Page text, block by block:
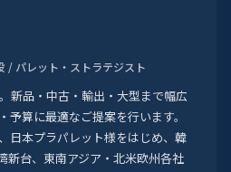
/ パレット・ストラテジスト
新品・中古・輸出・大型まで幅広
予算に最適なご提案を行います。
日本プラパレット様をはじめ、韓
新台、東南アジア・北米欧州各社